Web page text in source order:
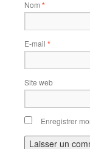
Nom *
E-mail *
Site web
Enregistrer